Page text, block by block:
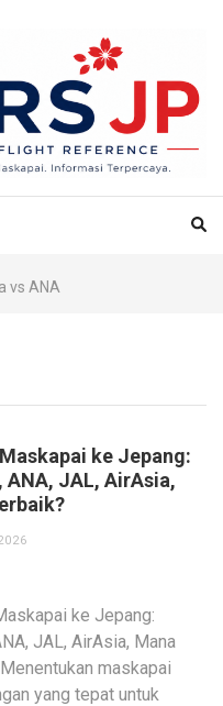
& TIKET
vs ANA
ke Jepang:
ANA, JAL, AirAsia,
ke Jepang:
JAL, AirAsia, Mana
maskapai
yang tepat untuk